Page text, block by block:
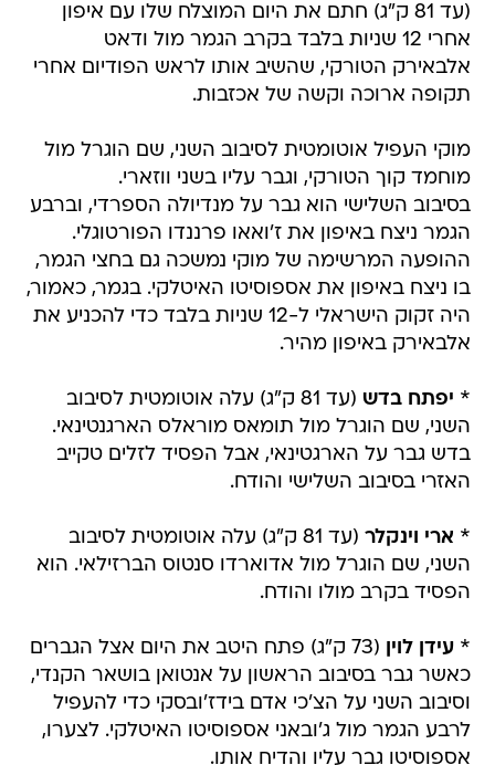
(עד 81 ק"ג) חתם את היום המוצלח שלו עם איפון
אחרי 12 שניות בלבד בקרב הגמר מול ודאט
אלבאירק הטורקי, שהשיב אותו לראש הפודיום אחרי
תקופה ארוכה וקשה של אכזבות.
מוקי העפיל אוטומטית לסיבוב השני, שם הוגרל מול
מוחמד קוך הטורקי, וגבר עליו בשני ווזארי.
בסיבוב השלישי הוא גבר על מנדיולה הספרדי, וברבע
הגמר ניצח באיפון את ז'ואאו פרננדו הפורטוגלי.
ההופעה המרשימה של מוקי נמשכה גם בחצי הגמר,
בו ניצח באיפון את אספוסיטו האיטלקי. בגמר, כאמור,
היה זקוק הישראלי ל-12 שניות בלבד כדי להכניע את
אלבאירק באיפון מהיר.
* יפתח בדש
(עד 81 ק"ג) עלה אוטומטית לסיבוב
השני, שם הוגרל מול תומאס מוראלס הארגנטינאי.
בדש גבר על הארגטינאי, אבל הפסיד לזלים טקייב
האזרי בסיבוב השלישי והודח.
* ארי וינקלר
(עד 81 ק"ג) עלה אוטומטית לסיבוב
השני, שם הוגרל מול אדוארדו סנטוס הברזילאי. הוא
הפסיד בקרב מולו והודח.
*עידן לוין
(73 ק"ג) פתח היטב את היום אצל הגברים
כאשר גבר בסיבוב הראשון על אנטואן בושאר הקנדי,
וסיבוב השני על הצ'כי אדם בידז'ובסקי כדי להעפיל
לרבע הגמר מול ג'ובאני אספוסיטו האיטלקי. לצערו,
אספוסיטו גבר עליו והדיח אותו.